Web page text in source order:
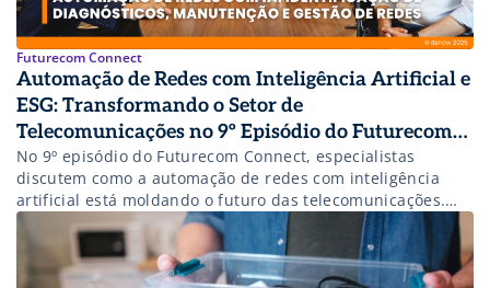
Futurecom Connect
Automação de Redes com Inteligência Artificial e
ESG: Transformando o Setor de
Telecomunicações no 9º Episódio do Futurecom
Connect
No 9º episódio do Futurecom Connect, especialistas
discutem como a automação de redes com inteligência
artificial está moldando o futuro das telecomunicações.
Descubra as implicações para eficiência, sustentabilidade
e ESG.